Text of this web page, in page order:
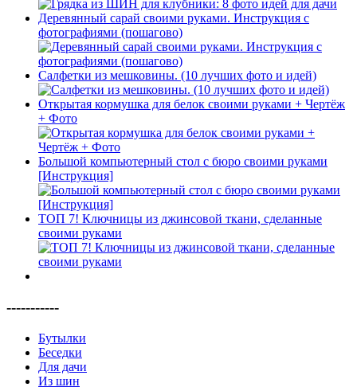
Деревянный сарай своими руками. Инструкция с
фотографиями (пошагово)
Салфетки из мешковины. (10 лучших фото и идей)
Открытая кормушка для белок своими руками + Чертёж
+ Фото
Большой компьютерный стол с бюро своими руками
[Инструкция]
ТОП 7! Ключницы из джинсовой ткани, сделанные
своими руками
-----------
Бутылки
Беседки
Для дачи
Из шин